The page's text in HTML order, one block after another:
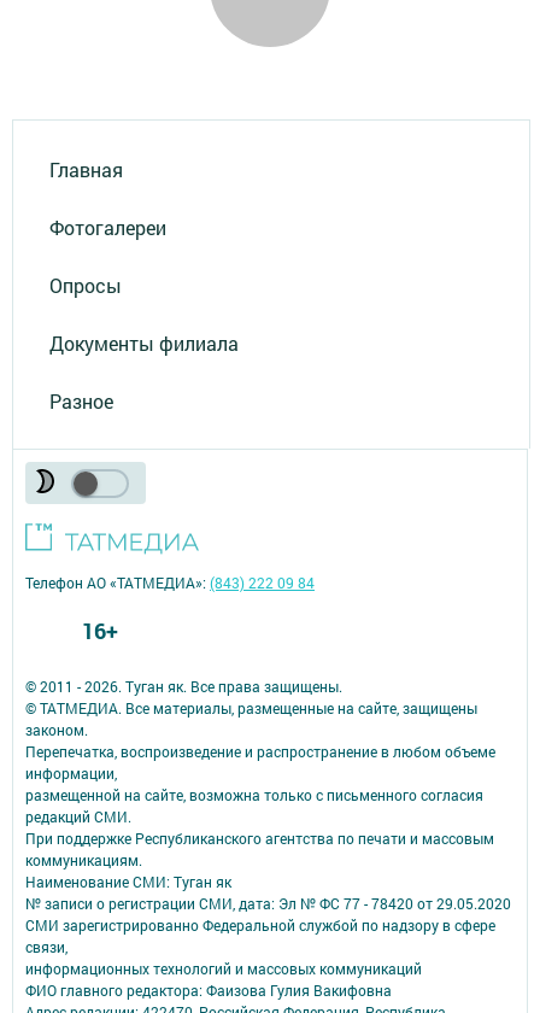
Главная
Фотогалереи
Опросы
Документы филиала
Разное
© 2011 - 2026. Туган як. Все права защищены.
© ТАТМЕДИА. Все материалы, размещенные на сайте, защищены
законом.
Перепечатка, воспроизведение и распространение в любом объеме
информации,
размещенной на сайте, возможна только с письменного согласия
редакций СМИ.
При поддержке Республиканского агентства по печати и массовым
коммуникациям.
Наименование СМИ: Туган як
№ записи о регистрации СМИ, дата: Эл № ФС 77 - 78420 от 29.05.2020
СМИ зарегистрированно Федеральной службой по надзору в сфере
связи,
информационных технологий и массовых коммуникаций
ФИО главного редактора: Фаизова Гулия Вакифовна
Телефон АО «ТАТМЕДИА»:(843) 222 09 84
16+